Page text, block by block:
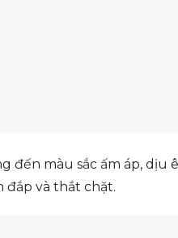
màu sắc ấm áp, dịu
đắp và thắt chặt.